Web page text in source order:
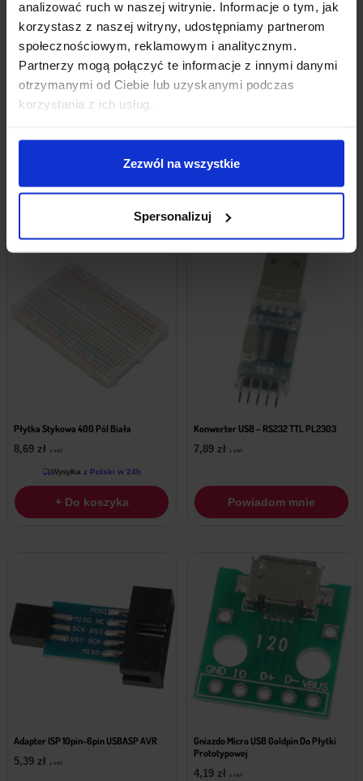
analizować ruch w naszej witrynie. Informacje o tym, jak
korzystasz z naszej witryny, udostępniamy partnerom
społecznościowym, reklamowym i analitycznym.
Partnerzy mogą połączyć te informacje z innymi danymi
otrzymanymi od Ciebie lub uzyskanymi podczas
korzystania z ich usług.
Zezwól na wszystkie
Spersonalizuj
OPINIE
DOSTAWA
INNI KUPILI RÓWNIEŻ
Płytka Stykowa 400 Pól Biała
8,69 zł z VAT
Wysyłka z Polski w 24h
+ Do koszyka
Konwerter USB – RS232 TTL PL2303
7,89 zł z VAT
Powiadom mnie
Adapter ISP 10pin-6pin USBASP AVR
5,39 zł z VAT
Gniazdo Micro USB Goldpin Do Płytki
Prototypowej
4,19 zł z VAT